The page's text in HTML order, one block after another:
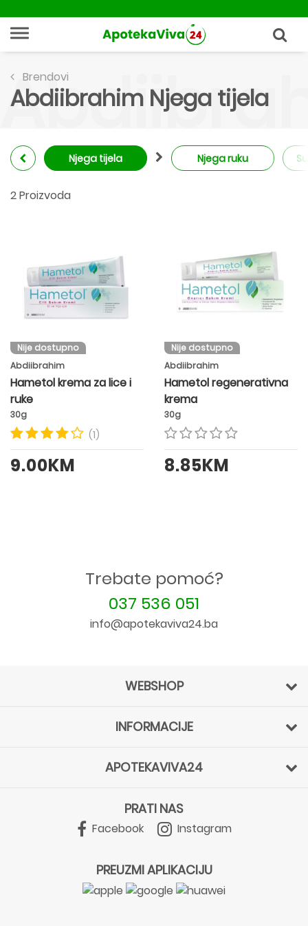
Brendovi
Abdiibrahim Njega tijela
Njega tijela Njega ruku
2 Proizvoda
Nije dostupno
Abdiibrahim
Hametol krema za lice i
ruke
30g
(1)
9.00KM
Nije dostupno
Abdiibrahim
Hametol regenerativna
krema
30g
8.85KM
Trebate pomoć?
037 536 051
info@apotekaviva24.ba
WEBSHOP
INFORMACIJE
APOTEKAVIVA24
PRATI NAS
Facebook Instagram
PREUZMI APLIKACIJU